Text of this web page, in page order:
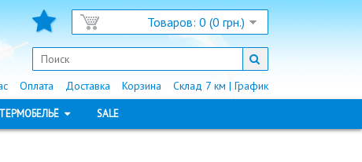
Товаров: 0 (0 грн.)
Склад 7 км | График
Корзина
Доставка
Оплата
ТЕРМОБЕЛЬЁ SALE